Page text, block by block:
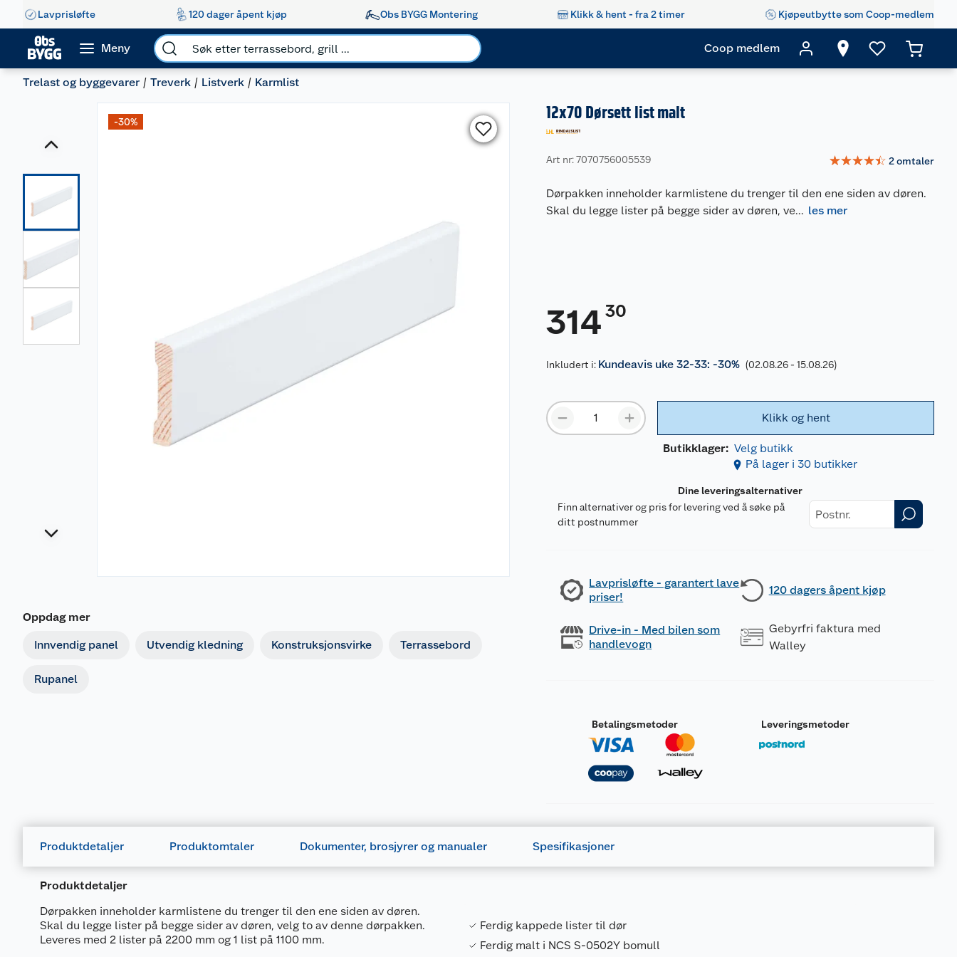
Lavprisløfte 120 dager åpent kjøp Obs BYGG Montering Klikk & hent - fra 2 timer Kjøpeutbytte som Coop-medlem
Meny Coop medlem
Trelast og byggevarer Treverk Listverk Karmlist
-30%
Oppdag mer
Innvendig panel Utvendig kledning Konstruksjonsvirke Terrassebord
Rupanel
12x70 Dørsett list malt
Art nr: 7070756005539 ☆☆☆☆☆ 2omtaler
Dørpakken inneholder karmlistene du trenger til den ene siden av døren.
Skal du legge lister på begge sider av døren, ve... les mer
314 30
Inkludert i: Kundeavis uke 32-33: -30% (02.08.26 - 15.08.26)
Klikk og hent
Butikklager: Velg butikk
På lager i 30 butikker
Dine leveringsalternativer
Finn alternativer og pris for levering ved å søke på
ditt postnummer
Lavprisløfte - garantert lave
priser!
120 dagers åpent kjøp
Drive-in - Med bilen som
handlevogn
Gebyrfri faktura med
Walley
Betalingsmetoder Leveringsmetoder
Produktdetaljer Produktomtaler Dokumenter, brosjyrer og manualer Spesifikasjoner
Produktdetaljer
Dørpakken inneholder karmlistene du trenger til den ene siden av døren.
Skal du legge lister på begge sider av døren, velg to av denne dørpakken.
Leveres med 2 lister på 2200 mm og 1 list på 1100 mm.
Ferdig kappede lister til dør
Ferdig malt i NCS S-0502Y bomull